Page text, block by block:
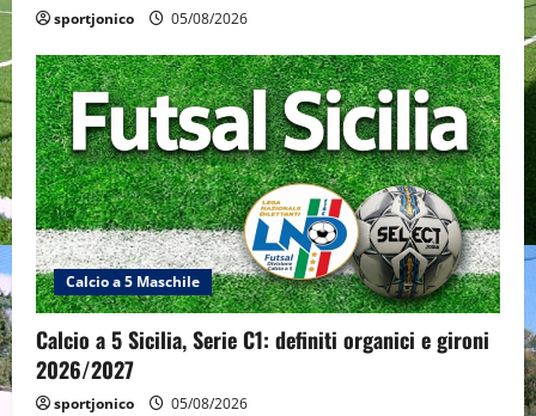
sportjonico 05/08/2026
Calcio a 5 Maschile
Calcio a 5 Sicilia, Serie C1: definiti organici e gironi
2026/2027
sportjonico 05/08/2026